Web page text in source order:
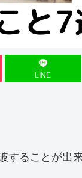
LINE
ることが出来